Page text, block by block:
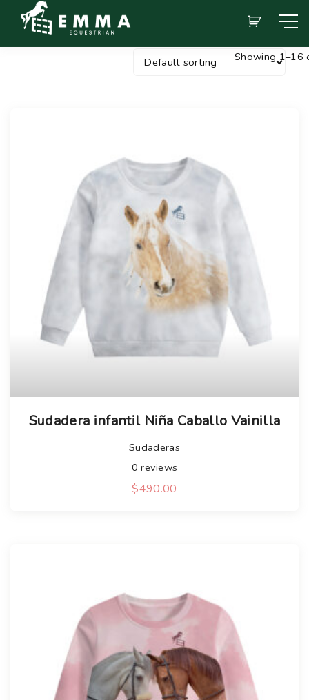
Showing 1–16
Sudadera infantil Niña Caballo Vainilla
Sudaderas
0 reviews
$490.00